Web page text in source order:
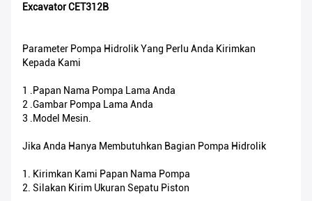
Excavator CET312B
Parameter Pompa Hidrolik Yang Perlu Anda Kirimkan
Kepada Kami
1 .Papan Nama Pompa Lama Anda
2 .Gambar Pompa Lama Anda
3 .Model Mesin.
Jika Anda Hanya Membutuhkan Bagian Pompa Hidrolik
1. Kirimkan Kami Papan Nama Pompa
2. Silakan Kirim Ukuran Sepatu Piston